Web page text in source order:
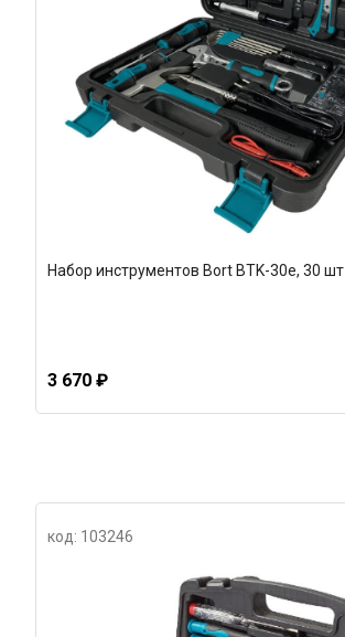
Набор инструментов Bort BTK-30e, 30 шт
3 670 ₽
код: 103246